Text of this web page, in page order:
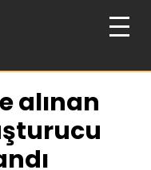
alınan